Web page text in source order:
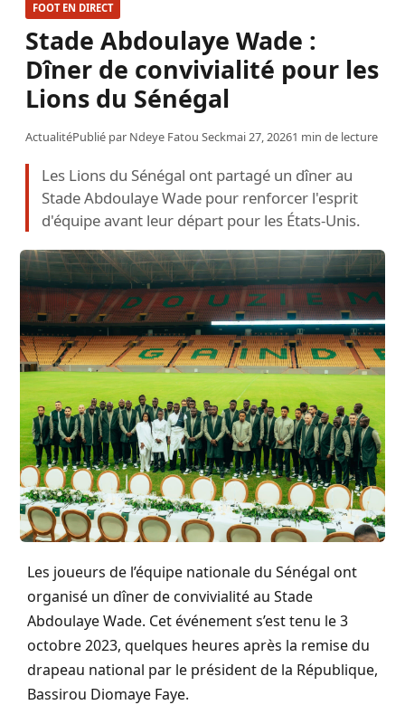
FOOT EN DIRECT
Stade Abdoulaye Wade :
Dîner de convivialité pour les
Lions du Sénégal
ActualitéPublié par Ndeye Fatou Seckmai 27, 20261 min de lecture
Les Lions du Sénégal ont partagé un dîner au
Stade Abdoulaye Wade pour renforcer l'esprit
d'équipe avant leur départ pour les États-Unis.
Les joueurs de l’équipe nationale du Sénégal ont
organisé un dîner de convivialité au Stade
Abdoulaye Wade. Cet événement s’est tenu le 3
octobre 2023, quelques heures après la remise du
drapeau national par le président de la République,
Bassirou Diomaye Faye.